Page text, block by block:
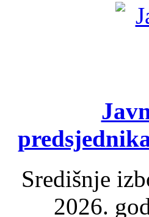
Središnje
2026.